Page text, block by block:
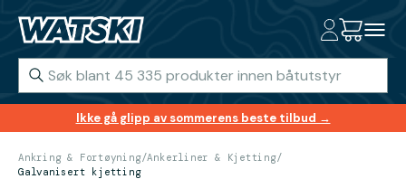
Ikke gå glipp av sommerens beste tilbud →
Ankring & Fortøyning/Ankerliner & Kjetting/
Galvanisert kjetting